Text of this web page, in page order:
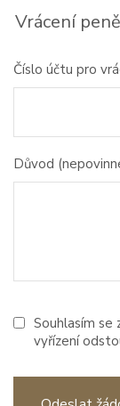
Vrácení
Číslo účtu pro
Důvod
Souhlasím se
vyřízení